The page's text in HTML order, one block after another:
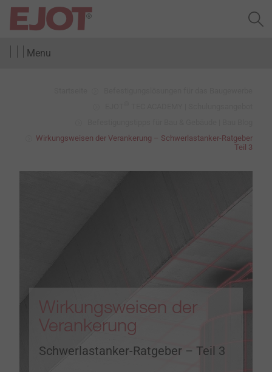
Menu
Wirkungsweisen der Verankerung – Schwerlastanker-Ratgeber
Teil 3
Wirkungsweisen der
Verankerung
Schwerlastanker-Ratgeber – Teil 3